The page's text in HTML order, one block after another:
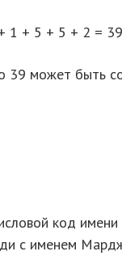
1 + 5 + 5 + 2 = 39
39 может быть
код
с именем